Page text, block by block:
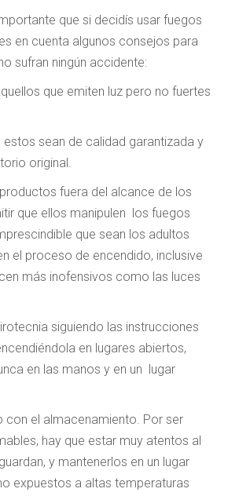
que si decidís usar fuegos
en cuenta algunos consejos para
sufran ningún accidente:
que emiten luz pero no fuertes
estos sean de calidad garantizada y
original.
fuera del alcance de los
que ellos manipulen los fuegos
que sean los adultos
el proceso de encendido, inclusive
más inofensivos como las luces
siguiendo las instrucciones
en lugares abiertos,
en las manos y en un lugar
con el almacenamiento. Por ser
hay que estar muy atentos al
y mantenerlos en un lugar
expuestos a altas temperaturas